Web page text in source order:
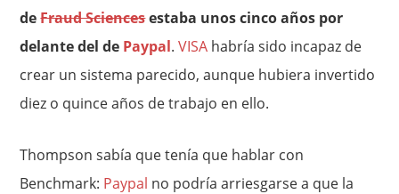
deFraud Sciencesestaba unos cinco años por
delante del de Paypal.VISA habría sido incapaz de
crear un sistema parecido, aunque hubiera invertido
diez o quince años de trabajo en ello.
Thompson sabía que tenía que hablar con
Benchmark: Paypal no podría arriesgarse a que la